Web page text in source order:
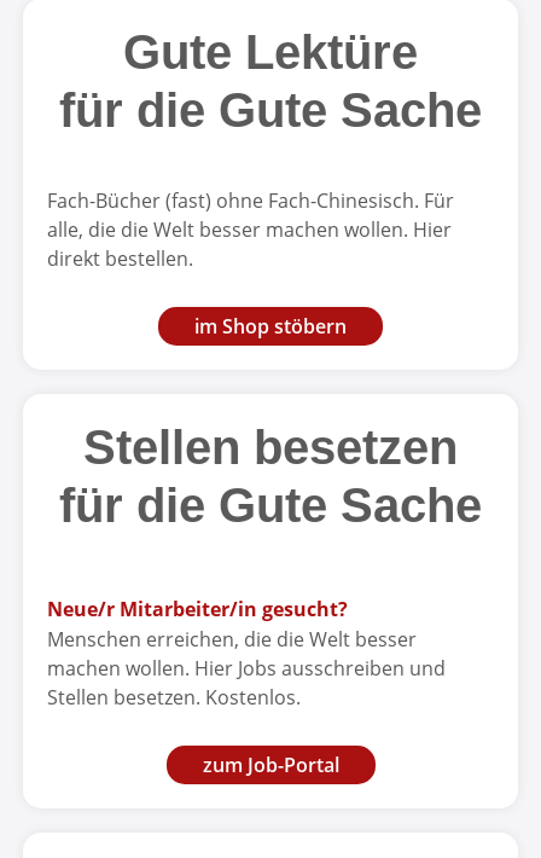
Gute Lektüre
für die Gute Sache
Fach-Bücher (fast) ohne Fach-Chinesisch. Für
alle, die die Welt besser machen wollen. Hier
direkt bestellen.
im Shop stöbern
Stellen besetzen
für die Gute Sache
Neue/r Mitarbeiter/in gesucht?
Menschen erreichen, die die Welt besser
machen wollen. Hier Jobs ausschreiben und
Stellen besetzen. Kostenlos.
zum Job-Portal